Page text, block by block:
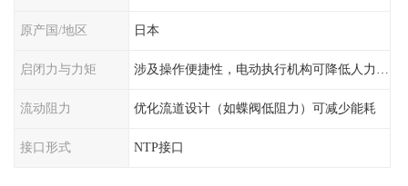
原产国/地区 日本
启闭力与力矩
流动阻力 优化流道设计（如蝶阀低阻力）可减少能耗
接口形式 NTP接口